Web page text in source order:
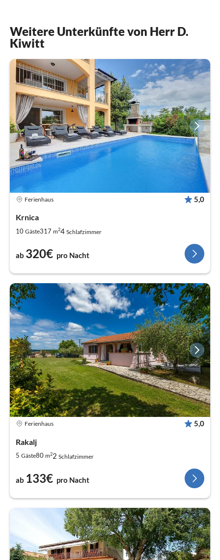
Weitere Unterkünfte von Herr D.
Kiwitt
Ferienhaus 5,0
Krnica
10 Gäste317 m24 Schlafzimmer
ab 320€ pro Nacht
Ferienhaus 5,0
Rakalj
5 Gäste80 m22 Schlafzimmer
ab 133€ pro Nacht